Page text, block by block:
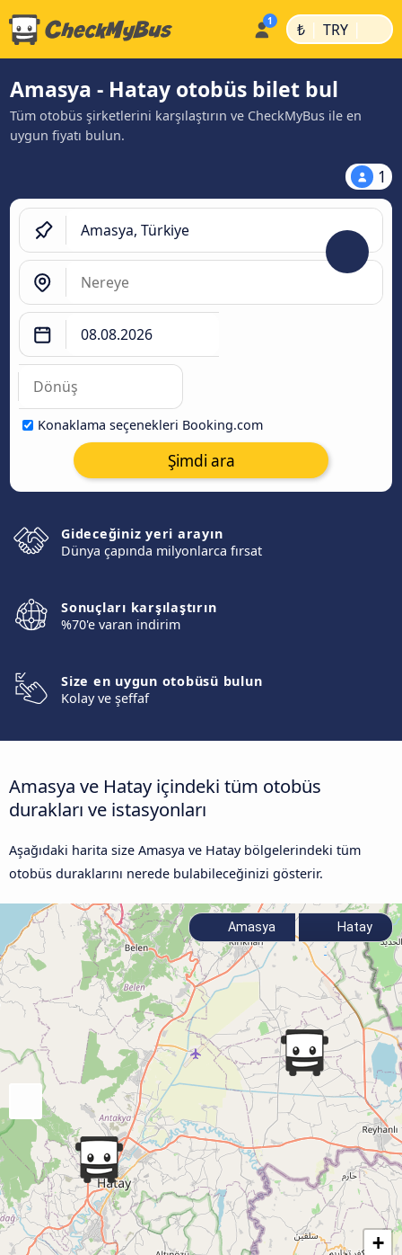
₺ | TRY |
Amasya - Hatay otobüs bilet bul
Tüm otobüs şirketlerini karşılaştırın ve CheckMyBus ile en
uygun fiyatı bulun.
1
Konaklama seçenekleri Booking.com
Şimdi ara
Gideceğiniz yeri arayın
Dünya çapında milyonlarca fırsat
Sonuçları karşılaştırın
%70'e varan indirim
Size en uygun otobüsü bulun
Kolay ve şeffaf
Amasya ve Hatay içindeki tüm otobüs
durakları ve istasyonları
Aşağıdaki harita size Amasya ve Hatay bölgelerindeki tüm
otobüs duraklarını nerede bulabileceğinizi gösterir.
+
Amasya Hatay